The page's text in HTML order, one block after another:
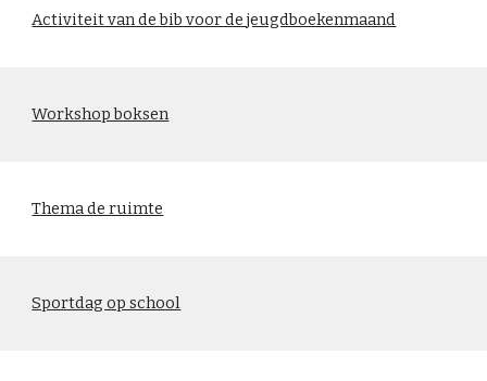
Activiteit van de bib voor de jeugdboekenmaand
Workshop boksen
Thema de ruimte
Sportdag op school